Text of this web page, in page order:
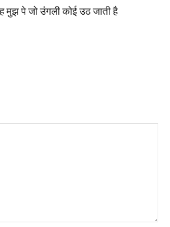
मुझ पे जो उंगली कोई उठ जाती है